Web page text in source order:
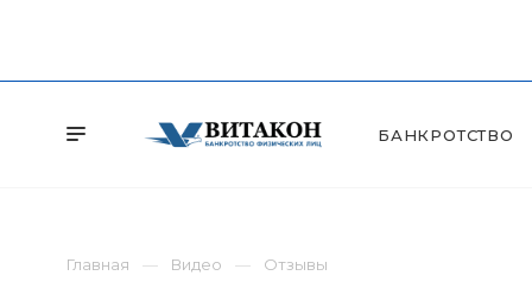
БАНКРОТСТВО
Главная Видео Отзывы